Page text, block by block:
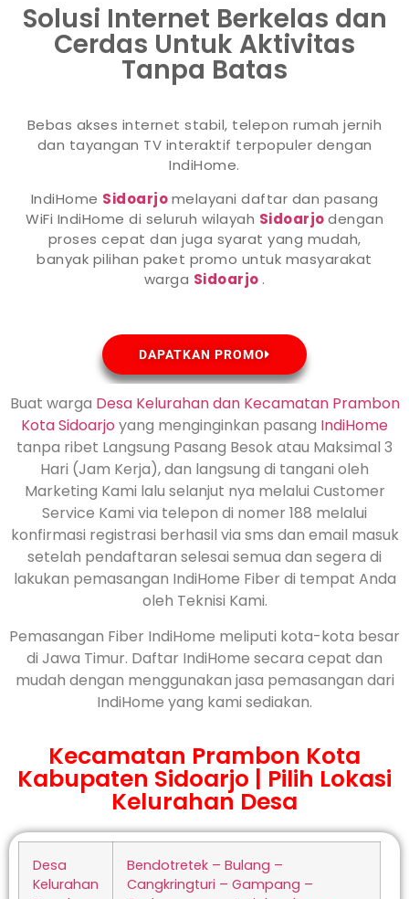
Solusi Internet Berkelas dan
Cerdas Untuk Aktivitas
Tanpa Batas
Bebas akses internet stabil, telepon rumah jernih
dan tayangan TV interaktif terpopuler dengan
IndiHome.
IndiHome Sidoarjomelayani daftar dan pasang
WiFi IndiHome di seluruh wilayah Sidoarjodengan
proses cepat dan juga syarat yang mudah,
banyak pilihan paket promo untuk masyarakat
warga Sidoarjo .
DAPATKAN PROMO
Buat warga Desa Kelurahan dan Kecamatan Prambon
KotaSidoarjo yang menginginkan pasang IndiHome
tanpa ribet Langsung Pasang Besok atau Maksimal 3
Hari (Jam Kerja), dan langsung di tangani oleh
Marketing Kami lalu selanjut nya melalui Customer
Service Kami via telepon di nomer 188 melalui
konfirmasi registrasi berhasil via sms dan email masuk
setelah pendaftaran selesai semua dan segera di
lakukan pemasangan IndiHome Fiber di tempat Anda
oleh Teknisi Kami.
Pemasangan Fiber IndiHome meliputi kota-kota besar
di Jawa Timur. Daftar IndiHome secara cepat dan
mudah dengan menggunakan jasa pemasangan dari
IndiHome yang kami sediakan.
Kecamatan Prambon Kota
Kabupaten Sidoarjo | Pilih Lokasi
Kelurahan Desa
Desa
Kelurahan
Bendotretek – Bulang –
Cangkringturi – Gampang –